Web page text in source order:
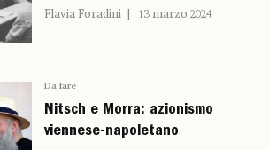
Flavia Foradini 13 marzo 2024
Da fare
Nitsch e Morra: azionismo
viennese-napoletano